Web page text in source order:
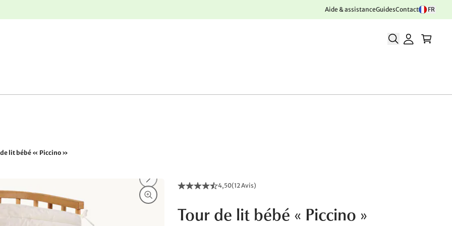
Aide & assistanceGuidesContact FR
de lit bébé « Piccino »
4,50(12 Avis)
Tour de lit bébé « Piccino »